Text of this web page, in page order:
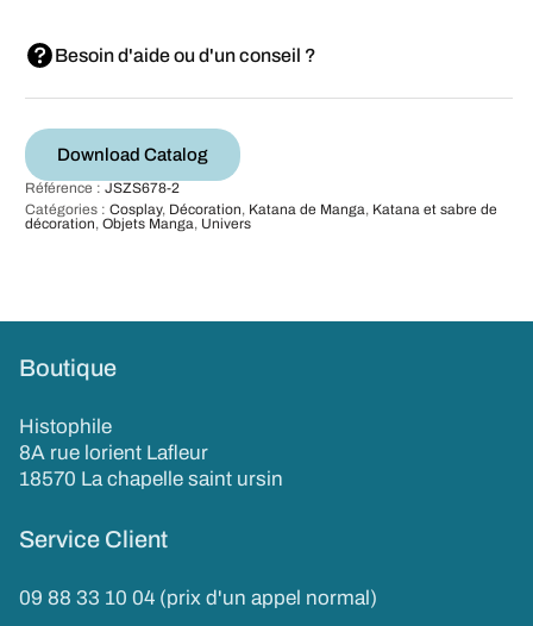
Besoin d'aide ou d'un conseil ?
Download Catalog
Référence : JSZS678-2
Catégories : Cosplay, Décoration, Katana de Manga, Katana et sabre de
décoration, Objets Manga, Univers
Boutique
Histophile
8A rue lorient Lafleur
18570 La chapelle saint ursin
Service Client
09 88 33 10 04 (prix d'un appel normal)